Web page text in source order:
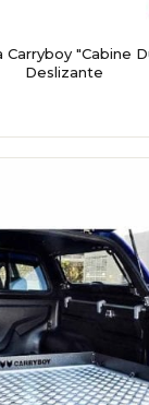
Carryboy "Cabine
Deslizante